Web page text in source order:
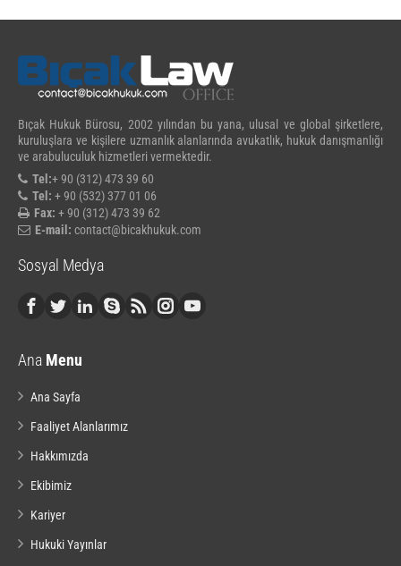
Bıçak Hukuk Bürosu, 2002 yılından bu yana, ulusal ve global şirketlere,
kuruluşlara ve kişilere uzmanlık alanlarında avukatlık, hukuk danışmanlığı
ve arabuluculuk hizmetleri vermektedir.
Tel:+ 90 (312) 473 39 60
Tel: + 90 (532) 377 01 06
Fax: + 90 (312) 473 39 62
E-mail: contact@bicakhukuk.com
Sosyal Medya
Ana Menu
Ana Sayfa
Faaliyet Alanlarımız
Hakkımızda
Ekibimiz
Kariyer
Hukuki Yayınlar